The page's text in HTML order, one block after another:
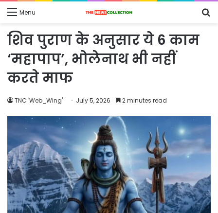
Menu
शिव पुराण के अनुसार ये 6 काम
‘महापाप’, भोलेनाथ भी नहीं
करते माफ
TNC 'Web_Wing' July 5, 2026 2 minutes read